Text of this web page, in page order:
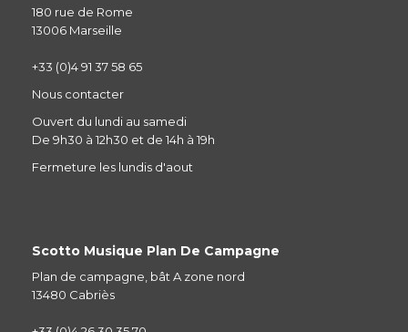
180 rue de Rome
13006 Marseille
+33 (0)4 91 37 58 65
Nous contacter
Ouvert du lundi au samedi
De 9h30 à 12h30 et de 14h à 19h
Fermeture les lundis d'aout
Scotto Musique Plan De Campagne
Plan de campagne, bât A zone nord
13480 Cabriès